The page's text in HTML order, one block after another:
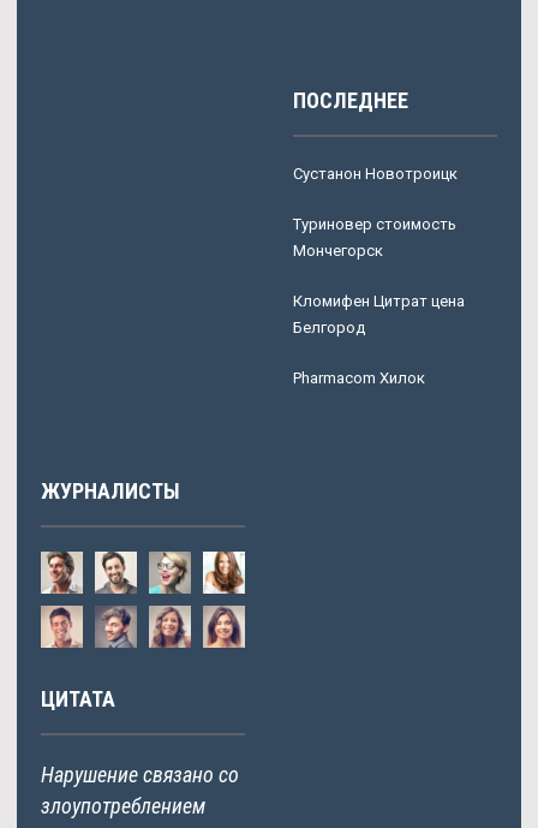
ПОСЛЕДНЕЕ
Сустанон Новотроицк
Туриновер стоимость
Мончегорск
Кломифен Цитрат цена
Белгород
Pharmacom Хилок
ЖУРНАЛИСТЫ
ЦИТАТА
Нарушение связано со
злоупотреблением